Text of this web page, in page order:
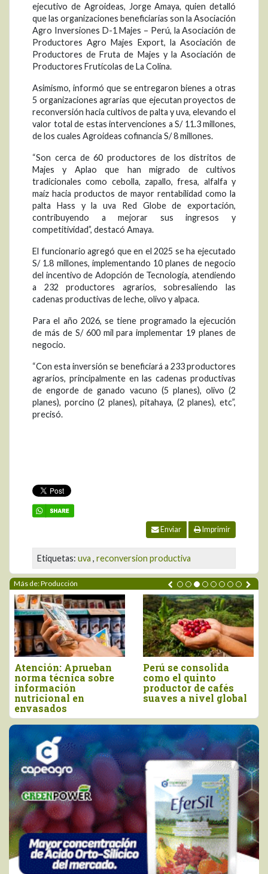
ejecutivo de Agroideas, Jorge Amaya, quien detalló
que las organizaciones beneficiarias son la Asociación
Agro Inversiones D-1 Majes – Perú, la Asociación de
Productores Agro Majes Export, la Asociación de
Productores de Fruta de Majes y la Asociación de
Productores Frutícolas de La Colina.
Asimismo, informó que se entregaron bienes a otras
5 organizaciones agrarias que ejecutan proyectos de
reconversión hacia cultivos de palta y uva, elevando el
valor total de estas intervenciones a S/ 11.3 millones,
de los cuales Agroideas cofinancia S/ 8 millones.
“Son cerca de 60 productores de los distritos de
Majes y Aplao que han migrado de cultivos
tradicionales como cebolla, zapallo, fresa, alfalfa y
maíz hacia productos de mayor rentabilidad como la
palta Hass y la uva Red Globe de exportación,
contribuyendo a mejorar sus ingresos y
competitividad”, destacó Amaya.
El funcionario agregó que en el 2025 se ha ejecutado
S/ 1.8 millones, implementando 10 planes de negocio
del incentivo de Adopción de Tecnología, atendiendo
a 232 productores agrarios, sobresaliendo las
cadenas productivas de leche, olivo y alpaca.
Para el año 2026, se tiene programado la ejecución
de más de S/ 600 mil para implementar 19 planes de
negocio.
“Con esta inversión se beneficiará a 233 productores
agrarios, principalmente en las cadenas productivas
de engorde de ganado vacuno (5 planes), olivo (2
planes), porcino (2 planes), pitahaya, (2 planes), etc”,
precisó.
Enviar Imprimir
Etiquetas: uva , reconversion productiva
Más de: Producción
de cafés
nivel global
Producción peruana
de orégano alcanzó
las 13.935 toneladas
Morropón:
orgánico
la